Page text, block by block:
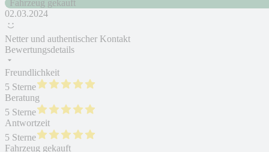
Fahrzeug gekauft
02.03.2024
Netter und authentischer Kontakt
Bewertungsdetails
Freundlichkeit
5 Sterne
Beratung
5 Sterne
Antwortzeit
5 Sterne
Fahrzeug gekauft